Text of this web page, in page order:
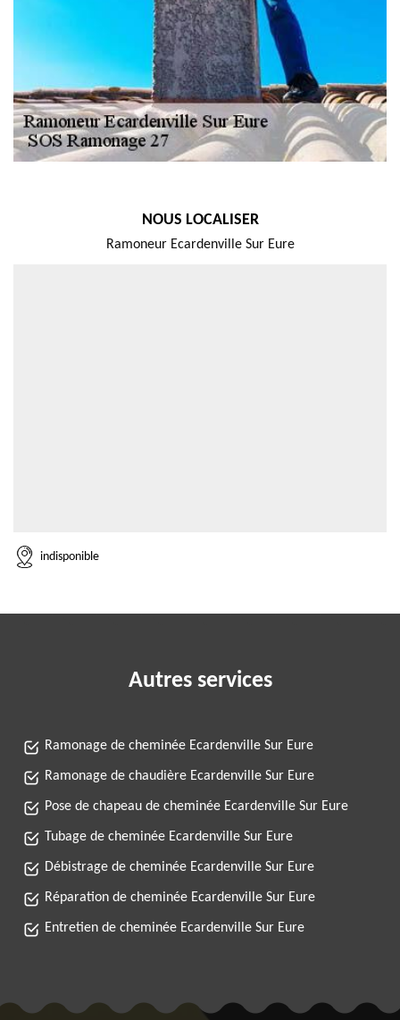
NOUS LOCALISER
Ramoneur Ecardenville Sur Eure
indisponible
Autres services
Ramonage de cheminée Ecardenville Sur Eure
Ramonage de chaudière Ecardenville Sur Eure
Pose de chapeau de cheminée Ecardenville Sur Eure
Tubage de cheminée Ecardenville Sur Eure
Débistrage de cheminée Ecardenville Sur Eure
Réparation de cheminée Ecardenville Sur Eure
Entretien de cheminée Ecardenville Sur Eure